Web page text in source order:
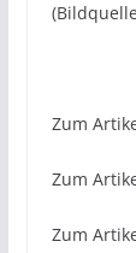
Zum
Zum
Zum